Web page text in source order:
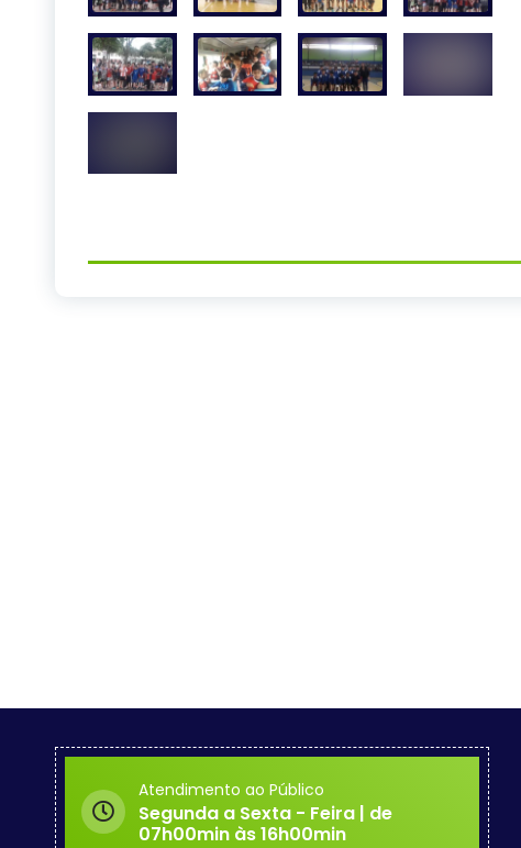
Atendimento ao Público
Segunda a Sexta - Feira | de
07h00min às 16h00min